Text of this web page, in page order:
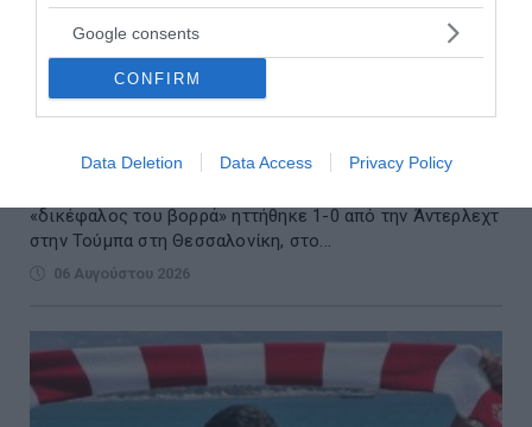
Google consents
CONFIRM
Data Deletion Data Access Privacy Policy
Δυσκόλεψε η πρόκριση για τον ΠΑΟΚ – Ήττα
1-0 από την Άντερλεχτ στην Τούμπα
Η υπόθεση πρόκριση στα play offs των προκριματικών
«δικέφαλος του βορρά» ηττήθηκε 1-0 από την Άντερλεχτ
στην Τούμπα στη Θεσσαλονίκη, στο...
06 Αυγούστου 2026